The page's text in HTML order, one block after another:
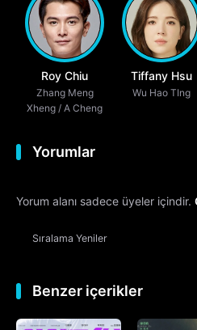
Roy Chiu
Zhang Meng
Xheng / A Cheng
Tiffany Hsu
Wu Hao TIng
Yorumlar
Yorum alanı sadece üyeler içindir.
Sıralama Yeniler
Benzer içerikler